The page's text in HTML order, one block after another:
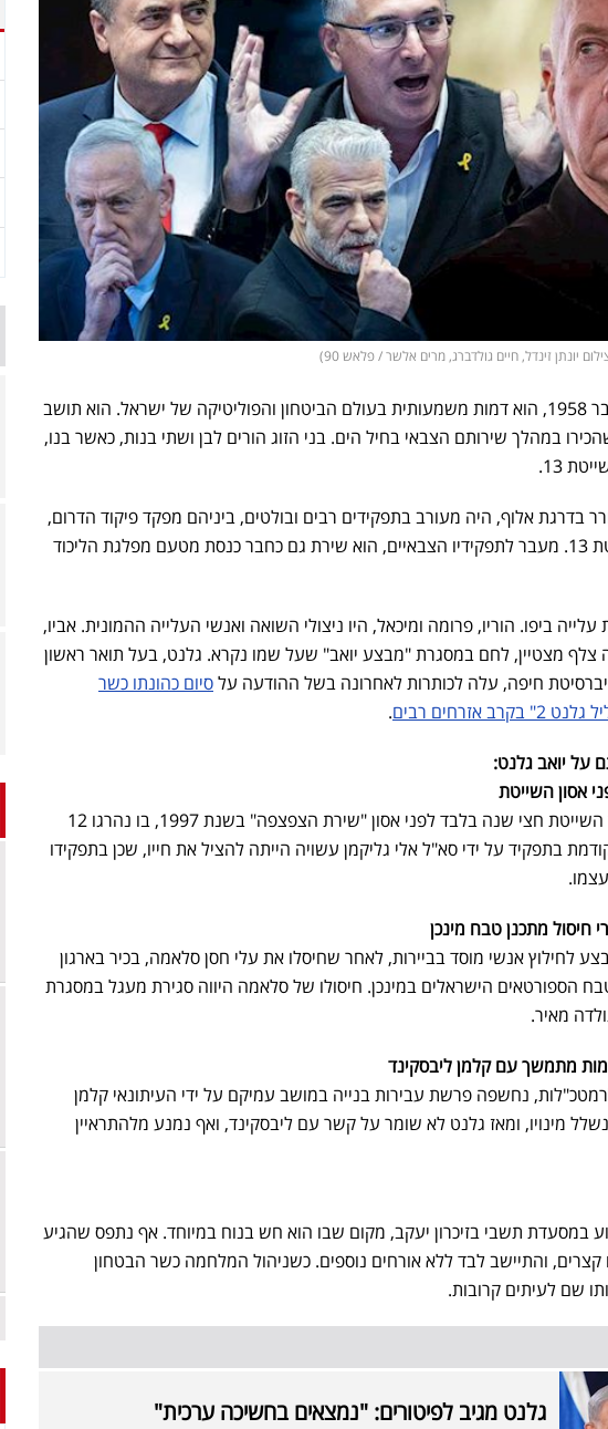
יונתן זינדל, חיים גולדברג, מרים אלשר / פלאש 90)
יואב גלנט, שנולד ב-8 בנובמבר 1958, הוא דמות משמעותית בעולם הביטחון והפוליטיקה של ישראל. הוא תושב
במהלך שירותם הצבאי בחיל הים. בני הזוג הורים לבן ושתי בנות, כאשר בנו,
13.
אלוף, היה מעורב בתפקידים רבים ובולטים, ביניהם מפקד פיקוד הדרום,
מפקד אוגדת עזה ומפקד שייטת 13. מעבר לתפקידיו הצבאיים, הוא שירת גם כחבר כנסת מטעם מפלגת הליכוד
ביפו. הוריו, פרומה ומיכאל, היו ניצולי השואה ואנשי העלייה ההמונית. אביו,
צלף מצטיין, לחם במסגרת "מבצע יואב" שעל שמו נקרא. גלנט, בעל תואר ראשון
חיפה, עלה לכותרות לאחרונה בשל ההודעה עלסיום כהונתו כשר
2" בקרב אזרחים רבים .
על יואב גלנט:
גלנט סיים את תפקידו כמפקד השייטת חצי שנה בלבד לפני אסון "שירת הצפצפה" בשנת 1997, בו נהרגו 12
בתפקיד על ידי סא"ל אלי גליקמן עשויה הייתה להציל את חייו, שכן בתפקידו
לחילוץ אנשי מוסד בביירות, לאחר שחיסלו את עלי חסן סלאמה, בכיר בארגון
הספורטאים הישראלים במינכן. חיסולו של סלאמה היווה סגירת מעגל במסגרת
מאיר.
נחשפה פרשת עבירות בנייה במושב עמיקם על ידי העיתונאי קלמן
מינויו, ומאז גלנט לא שומר על קשר עם ליבסקינד, ואף נמנע מלהתראיין
במסעדת תשבי בזיכרון יעקב, מקום שבו הוא חש בנוח במיוחד. אף נתפס שהגיע
קצרים, והתיישב לבד ללא אורחים נוספים. כשניהול המלחמה כשר הבטחון
שם לעיתים קרובות.
גלנט מגיב לפיטורים: "נמצאים בחשיכה ערכית"